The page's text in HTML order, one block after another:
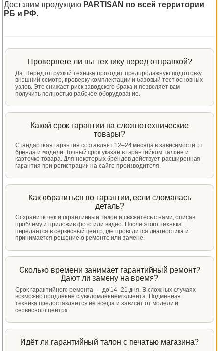
Доставим продукцию PARTISAN по всей территории
РБ и РФ.
Проверяете ли вы технику перед отправкой?
Да. Перед отгрузкой техника проходит предпродажную подготовку:
внешний осмотр, проверку комплектации и базовый тест основных
узлов. Это снижает риск заводского брака и позволяет вам
получить полностью рабочее оборудование.
Какой срок гарантии на сложнотехнические
товары?
Стандартная гарантия составляет 12–24 месяца в зависимости от
бренда и модели. Точный срок указан в гарантийном талоне и
карточке товара. Для некоторых брендов действует расширенная
гарантия при регистрации на сайте производителя.
Как обратиться по гарантии, если сломалась
деталь?
Сохраните чек и гарантийный талон и свяжитесь с нами, описав
проблему и приложив фото или видео. После этого техника
передаётся в сервисный центр, где проводится диагностика и
принимается решение о ремонте или замене.
Сколько времени занимает гарантийный ремонт?
Дают ли замену на время?
Срок гарантийного ремонта — до 14–21 дня. В сложных случаях
возможно продление с уведомлением клиента. Подменная
техника предоставляется не всегда и зависит от модели и
сервисного центра.
Идёт ли гарантийный талон с печатью магазина?